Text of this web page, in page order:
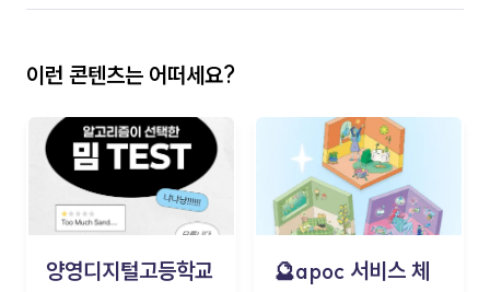
이런 콘텐츠는 어떠세요?
양영디지털고등학교
🔮apoc 서비스 체